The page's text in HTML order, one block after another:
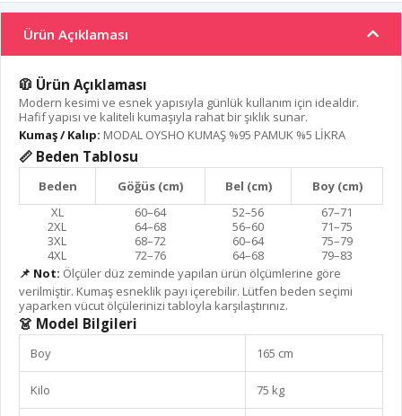
Ürün Açıklaması
🧥 Ürün Açıklaması
Modern kesimi ve esnek yapısıyla günlük kullanım için idealdir.
Hafif yapısı ve kaliteli kumaşıyla rahat bir şıklık sunar.
Kumaş / Kalıp: MODAL OYSHO KUMAŞ %95 PAMUK %5 LİKRA
📏 Beden Tablosu
Beden Göğüs (cm) Bel (cm)
Boy (cm)
XL
60–64 52–56
67–71
2XL
64–68 56–60
71–75
3XL
68–72 60–64
75–79
4XL
72–76 64–68
79–83
📌 Not: Ölçüler düz zeminde yapılan ürün ölçümlerine göre
verilmiştir. Kumaş esneklik payı içerebilir. Lütfen beden seçimi
yaparken vücut ölçülerinizi tabloyla karşılaştırınız.
👗 Model Bilgileri
Boy 165 cm
Kilo 75 kg